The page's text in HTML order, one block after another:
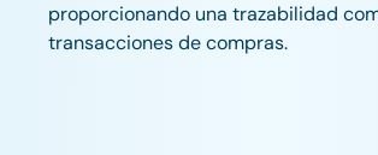
proporcionando una trazabilidad
transacciones de compras.